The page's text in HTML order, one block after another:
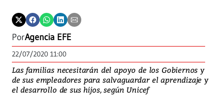
PorAgencia EFE
22/07/2020 11:00
Las familias necesitarán del apoyo de los Gobiernos y
de sus empleadores para salvaguardar el aprendizaje y
el desarrollo de sus hijos, según Unicef